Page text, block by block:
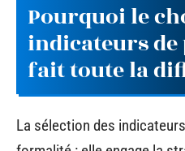
Pourquoi le
indicateurs
fait toute la
La sélection des